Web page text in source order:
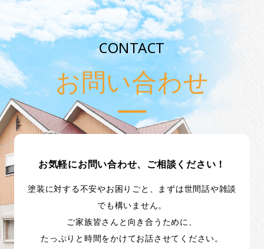
CONTACT
お問い合わせ
お気軽にお問い合わせ、ご相談ください！
塗装に対する不安やお困りごと、まずは世間話や雑談
でも構いません。
ご家族皆さんと向き合うために、
たっぷりと時間をかけてお話させてください。